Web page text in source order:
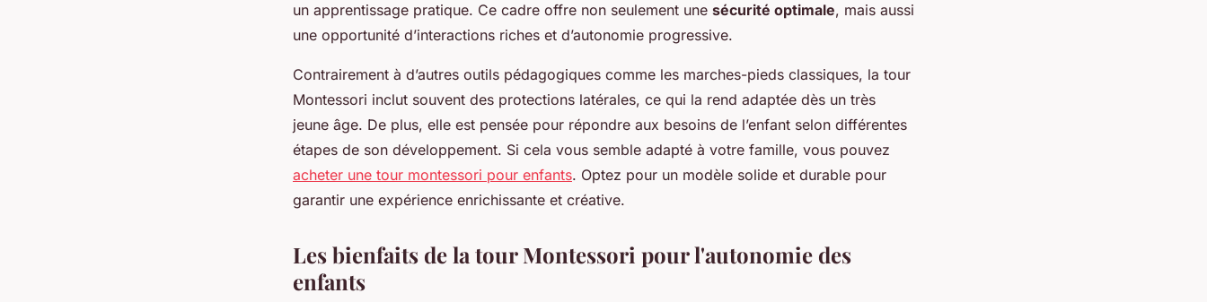
un apprentissage pratique. Ce cadre offre non seulement une sécurité optimale, mais aussi
une opportunité d’interactions riches et d’autonomie progressive.
Contrairement à d’autres outils pédagogiques comme les marches-pieds classiques, la tour
Montessori inclut souvent des protections latérales, ce qui la rend adaptée dès un très
jeune âge. De plus, elle est pensée pour répondre aux besoins de l’enfant selon différentes
étapes de son développement. Si cela vous semble adapté à votre famille, vous pouvez
acheter une tour montessori pour enfants. Optez pour un modèle solide et durable pour
garantir une expérience enrichissante et créative.
Les bienfaits de la tour Montessori pour l'autonomie des
enfants